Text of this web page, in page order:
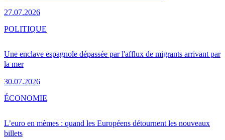
27.07.2026
Une enclave espagnole dépassée par l'afflux de migrants arrivant par
la mer
30.07.2026
POLITIQUE
L’euro en mèmes : quand les Européens détournent les nouveaux
billets
ÉCONOMIE